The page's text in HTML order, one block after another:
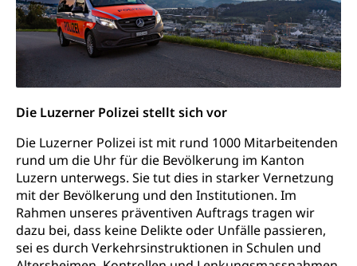
Die Luzerner Polizei stellt sich vor
Die Luzerner Polizei ist mit rund 1000 Mitarbeitenden
rund um die Uhr für die Bevölkerung im Kanton
Luzern unterwegs. Sie tut dies in starker Vernetzung
mit der Bevölkerung und den Institutionen. Im
Rahmen unseres präventiven Auftrags tragen wir
dazu bei, dass keine Delikte oder Unfälle passieren,
sei es durch Verkehrsinstruktionen in Schulen und
Gesundheitsmittelschule
Informatikmittelschule
Wirtschaftsmittelschule
FMS und Vollzeitschulen mit BM
Sekundarschule
Schulpflicht
Kindergarten & Basisstufe
Sonderschulung
Musikschulen
Schulferien
Früherziehung
Schuldienste
Betreuungsangebote
Stipendien Universität Luzern unilu
Finanzielle Unterstützung für Ausbildung
Pflege HF oder Studium Pflege FH
Fachstelle Stipendien (beruf.lu.ch)
Studienbeiträge Höhere Berufsbildung
Finanzielle Unterstützung Pädagogische
Hochschule PHLU
Stipendien Hochschule Luzern hslu
Universität
Technische Hochschule, Studium,
Hochschulstudium, Universitätsstudium,
universitäre Ausbildung, akademische Ausbildung,
Hochschule, Bachelor, Master, Doktorat,
Dienstleistungen, Hochschule Luzern,
Fachhochschule Zentralschweiz, HSLU,
Pädagogische Hochschule Luzern, PH Luzern, UniLU,
swissuniversities (Dachorganisation der Schweizer
Hochschulen)
swissuniversities
Universität Luzern
Vorschule
Kindergarten, Kinderkrippe, Krippe, Kinderhort,